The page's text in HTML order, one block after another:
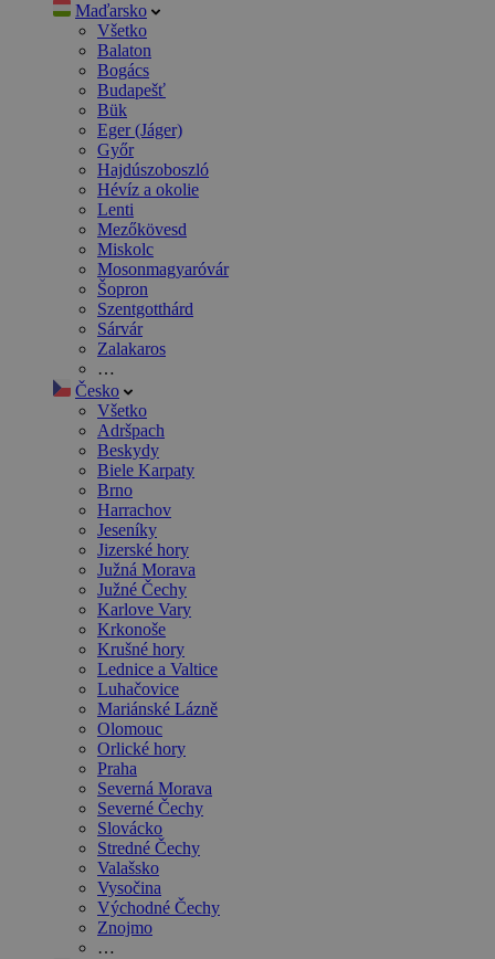
Maďarsko
Všetko
Balaton
Bogács
Budapešť
Bük
Eger (Jáger)
Győr
Hajdúszoboszló
Hévíz a okolie
Lenti
Mezőkövesd
Miskolc
Mosonmagyaróvár
Šopron
Szentgotthárd
Sárvár
Zalakaros
…
Česko
Všetko
Adršpach
Beskydy
Biele Karpaty
Brno
Harrachov
Jeseníky
Jizerské hory
Južná Morava
Južné Čechy
Karlove Vary
Krkonoše
Krušné hory
Lednice a Valtice
Luhačovice
Mariánské Lázně
Olomouc
Orlické hory
Praha
Severná Morava
Severné Čechy
Slovácko
Stredné Čechy
Valašsko
Vysočina
Východné Čechy
Znojmo
…